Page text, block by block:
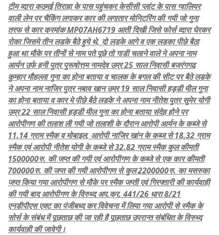
टीम व्दारा कठमई तिराहा के पास पहुंचकर केसीसी प्लांट के पास ग्वालियर
वाली लेन पर चैकिंग लगाकर कार की लगातार मोनिटरिंग की गयी जो गुना
तरफ से कार क्रमांक MP07AH6719 आती दिखी जिसे फोर्स व्दारा घेरकर
रोका जिसमे तीन लडके बैठे हुये थे, दो लडके आगे व एक लडका पीछे बैठा
हुआ था मौके पर तीनों से नाम पते पूछे तो गाडी चलाने वाले ने अपना नाम
आर्यन उर्फ हनी पुत्र पुरूषोत्तम नामदेव उम्र 25 साल निवासी बजरंगगढ
कुम्हार मौहल्ला गुना का होना बताया व चालक के बगल की सीट पर बैठे लडके
ने अपना नाम नाजिर पुत्र नबाव खान उम्र 19 साल निवासी हड्डी मील गुना
का होना बताया व कार मे पीछे बैठे लडके ने अपना नाम नीतेश पुत्र सुमेर योगी
उम्र 22 साल निवासी हड्डी मील गुना का होना बताया संदेह होने पर
आरोपीगण की तलाश ली गयी जो तलाशी के दौरान आरोपी आर्यन के कब्जे से
11.14 ग्राम स्मैक व मोबाइल, आरोपी नाजिर खांन के कब्ज से 18.32 ग्राम
स्मैक एवं आरोपी नीतेश योगी के कब्जे से 32.82 ग्राम स्मैक कुल कीमती
1500000रु. की जप्त की गयी एवं आरोपीगण के कब्जे से एक कार कीमती
700000रु. की जप्त की गयी आरोपीगण से कुल 2200000रु. का मसरुका
जप्त किया गया आरोपीगण से मौके पर स्मैक जप्ती एवं गिरफ्तारी की कार्यवाही
की गयी बाद आरोपीगण के विरुध्द अप.क्र. 441/26 धारा 8/21
एनडीपीएस एक्ट का पंजीबध्द कर विवेचना में लिया गया आरोपी से स्मैक के
सोर्स के संबंध में पूछताछ की जा रही है पूछताछ उपरान्त संबंधित के विरुध्द
कार्यवाही की जावेगी।